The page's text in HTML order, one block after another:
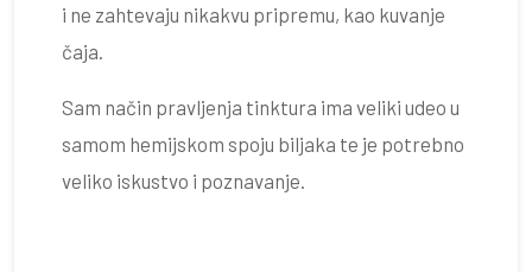
i ne zahtevaju nikakvu pripremu, kao kuvanje
čaja.
Sam način pravljenja tinktura ima veliki udeo u
samom hemijskom spoju biljaka te je potrebno
veliko iskustvo i poznavanje.